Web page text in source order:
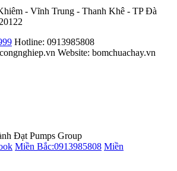
- Vĩnh Trung - Thanh Khê - TP Đà
Hotline: 0913985808
Website: bomchuachay.vn
Đạt Pumps Group
Miền Bắc:0913985808 Miền